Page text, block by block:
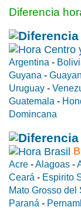
Diferencia
Argentina -
Guyana -
Uruguay -
Guatemala -
Domincana
Acre -Alagoas -
Ceará - Espirito
Mato Grosso del
Paraná -